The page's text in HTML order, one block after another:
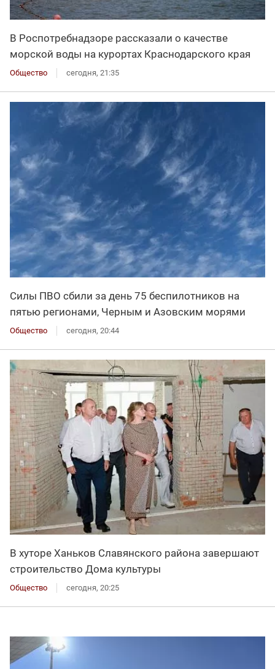
В Роспотребнадзоре рассказали о качестве
морской воды на курортах Краснодарского края
Общество сегодня, 21:35
Силы ПВО сбили за день 75 беспилотников на
пятью регионами, Черным и Азовским морями
Общество сегодня, 20:44
В хуторе Ханьков Славянского района завершают
строительство Дома культуры
Общество сегодня, 20:25